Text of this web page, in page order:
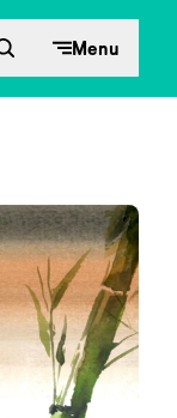
Menu